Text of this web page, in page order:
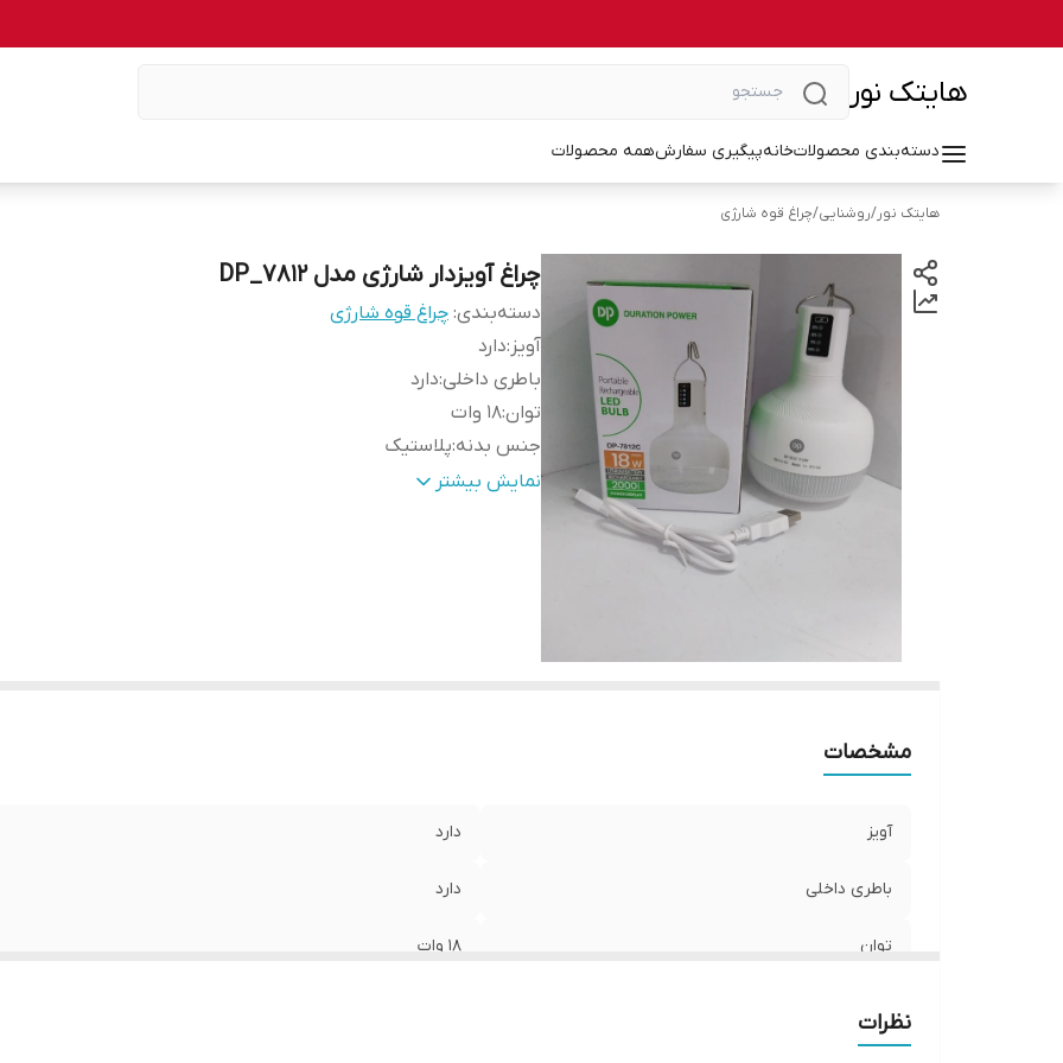
هایتک نور
دسته‌بندی محصولاتخانهپیگیری سفارشهمه محصولات
هایتک نور/روشنایی/چراغ قوه شارژی
چراغ آویزدار شارژی مدل DP_۷۸۱۲
دسته‌بندی: چراغ قوه شارژی
آویز :دارد
باطری داخلی:دارد
توان:۱۸ وات
جنس بدنه:پلاستیک
تعداد حالت روشنایی
نمایش بیشتر
مشخصات
آویز دارد
باطری داخلی دارد
توان ۱۸ وات
نظرات